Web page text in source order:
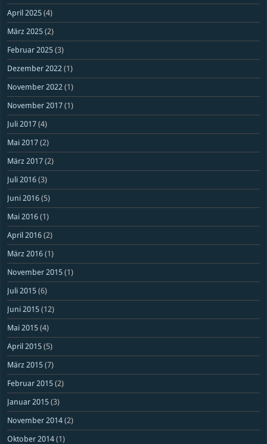
April 2025 (4)
März 2025 (2)
Februar 2025 (3)
Dezember 2022 (1)
November 2022 (1)
November 2017 (1)
Juli 2017 (4)
Mai 2017 (2)
März 2017 (2)
Juli 2016 (3)
Juni 2016 (5)
Mai 2016 (1)
April 2016 (2)
März 2016 (1)
November 2015 (1)
Juli 2015 (6)
Juni 2015 (12)
Mai 2015 (4)
April 2015 (5)
März 2015 (7)
Februar 2015 (2)
Januar 2015 (3)
November 2014 (2)
Oktober 2014 (1)